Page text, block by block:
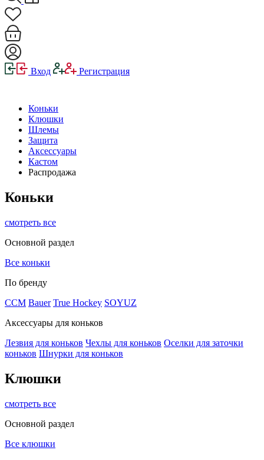
Вход Регистрация
Коньки
Клюшки
Шлемы
Защита
Аксессуары
Кастом
Распродажа
Коньки
смотреть все
Основной раздел
Все коньки
По бренду
ССМ Bauer True Hockey SOYUZ
Аксессуары для коньков
Лезвия для коньков Чехлы для коньков Оселки для заточки
коньков Шнурки для коньков
Клюшки
смотреть все
Основной раздел
Все клюшки